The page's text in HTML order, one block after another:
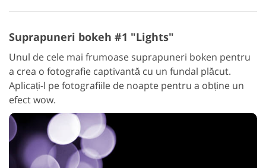
Suprapuneri bokeh #1 "Lights"
Unul de cele mai frumoase suprapuneri boken pentru
a crea o fotografie captivantă cu un fundal plăcut.
Aplicați-l pe fotografiile de noapte pentru a obține un
efect wow.